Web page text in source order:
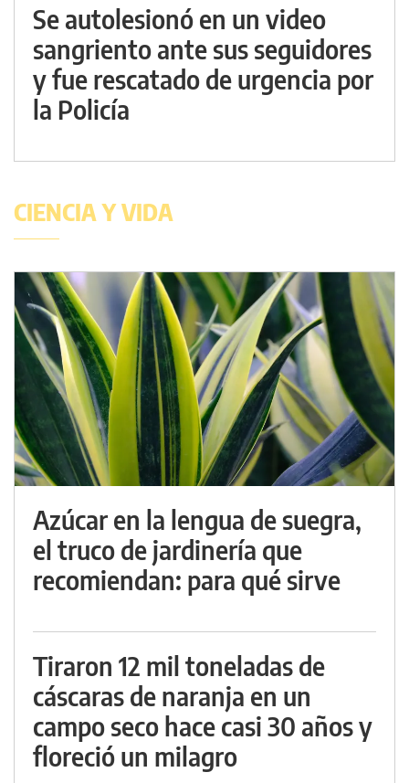
Se autolesionó en un video
sangriento ante sus seguidores
y fue rescatado de urgencia por
la Policía
CIENCIA Y VIDA
Azúcar en la lengua de suegra,
el truco de jardinería que
recomiendan: para qué sirve
Tiraron 12 mil toneladas de
cáscaras de naranja en un
campo seco hace casi 30 años y
floreció un milagro